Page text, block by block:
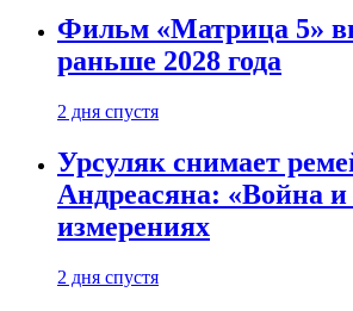
Фильм «Матрица 5»
раньше 2028 года
2 дня спустя
Урсуляк снимает
Андреасяна: «Война
измерениях
2 дня спустя